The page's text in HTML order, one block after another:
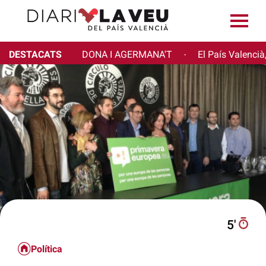
DESTACATS DONA I AGERMANA'T · El País
5′
Política